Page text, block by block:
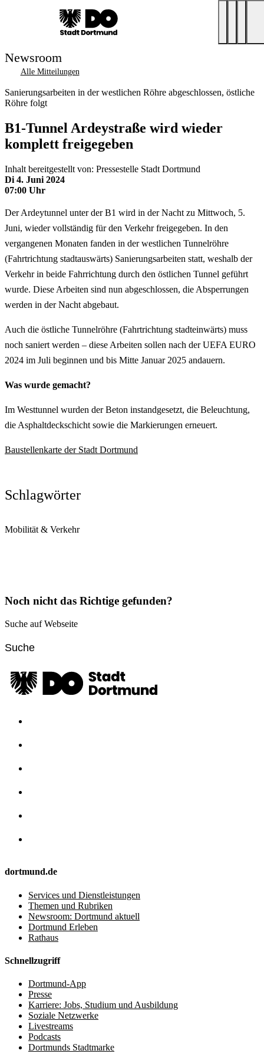
Newsroom
Alle Mitteilungen
Sanierungsarbeiten in der westlichen Röhre abgeschlossen, östliche
Röhre folgt
B1-Tunnel Ardeystraße wird wieder
komplett freigegeben
Inhalt bereitgestellt von: Pressestelle Stadt Dortmund
Di 4. Juni 2024
07:00 Uhr
Der Ardeytunnel unter der B1 wird in der Nacht zu Mittwoch, 5.
Juni, wieder vollständig für den Verkehr freigegeben. In den
vergangenen Monaten fanden in der westlichen Tunnelröhre
(Fahrtrichtung stadtauswärts) Sanierungsarbeiten statt, weshalb der
Verkehr in beide Fahrrichtung durch den östlichen Tunnel geführt
wurde. Diese Arbeiten sind nun abgeschlossen, die Absperrungen
werden in der Nacht abgebaut.
Auch die östliche Tunnelröhre (Fahrtrichtung stadteinwärts) muss
noch saniert werden – diese Arbeiten sollen nach der UEFA EURO
2024 im Juli beginnen und bis Mitte Januar 2025 andauern.
Was wurde gemacht?
Im Westtunnel wurden der Beton instandgesetzt, die Beleuchtung,
die Asphaltdeckschicht sowie die Markierungen erneuert.
Baustellenkarte der Stadt Dortmund
Schlagwörter
Mobilität & Verkehr
Noch nicht das Richtige gefunden?
Suche auf Webseite
dortmund.de
Services und Dienstleistungen
Themen und Rubriken
Newsroom: Dortmund aktuell
Dortmund Erleben
Rathaus
Schnellzugriff
Dortmund-App
Presse
Karriere: Jobs, Studium und Ausbildung
Soziale Netzwerke
Livestreams
Podcasts
Dortmunds Stadtmarke